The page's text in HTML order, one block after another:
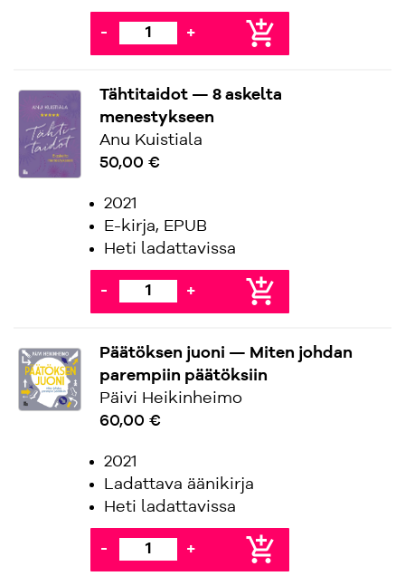
- + add_shopping_cart
Tähtitaidot — 8 askelta
menestykseen
Anu Kuistiala
50,00 €
2021
E-kirja, EPUB
Heti ladattavissa
- + add_shopping_cart
Päätöksen juoni — Miten johdan
parempiin päätöksiin
Päivi Heikinheimo
60,00 €
2021
Ladattava äänikirja
Heti ladattavissa
- + add_shopping_cart